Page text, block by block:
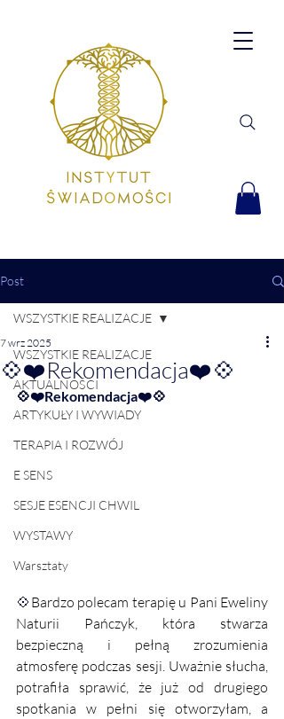
Post
WSZYSTKIE REALIZACJE
AKTUALNOŚCI
ARTYKUŁY I WYWIADY
TERAPIA I ROZWÓJ
E SENS
SESJE ESENCJI CHWIL
WYSTAWY
Warsztaty
WSZYSTKIE REALIZACJE
💠❤️Rekomendacja❤️💠
7 wrz 2025
💠❤️Rekomendacja❤️💠
💠 Bardzo polecam terapię u Pani Eweliny
Naturii Pańczyk, która stwarza
bezpieczną i pełną zrozumienia
atmosferę podczas sesji. Uważnie słucha,
potrafiła sprawić, że już od drugiego
spotkania w pełni się otworzyłam, a